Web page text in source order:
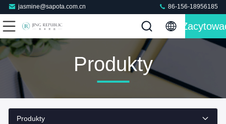
jasmine@sapota.com.cn 86-156-18956185
Produkty
Produkty